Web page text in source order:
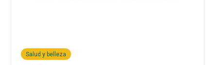
Salud y belleza